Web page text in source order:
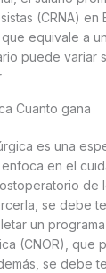
(CRNA) en
equivale a
puede variar
Cuanto gana
es una
en el
de
se debe
un
(CNOR), que
se debe